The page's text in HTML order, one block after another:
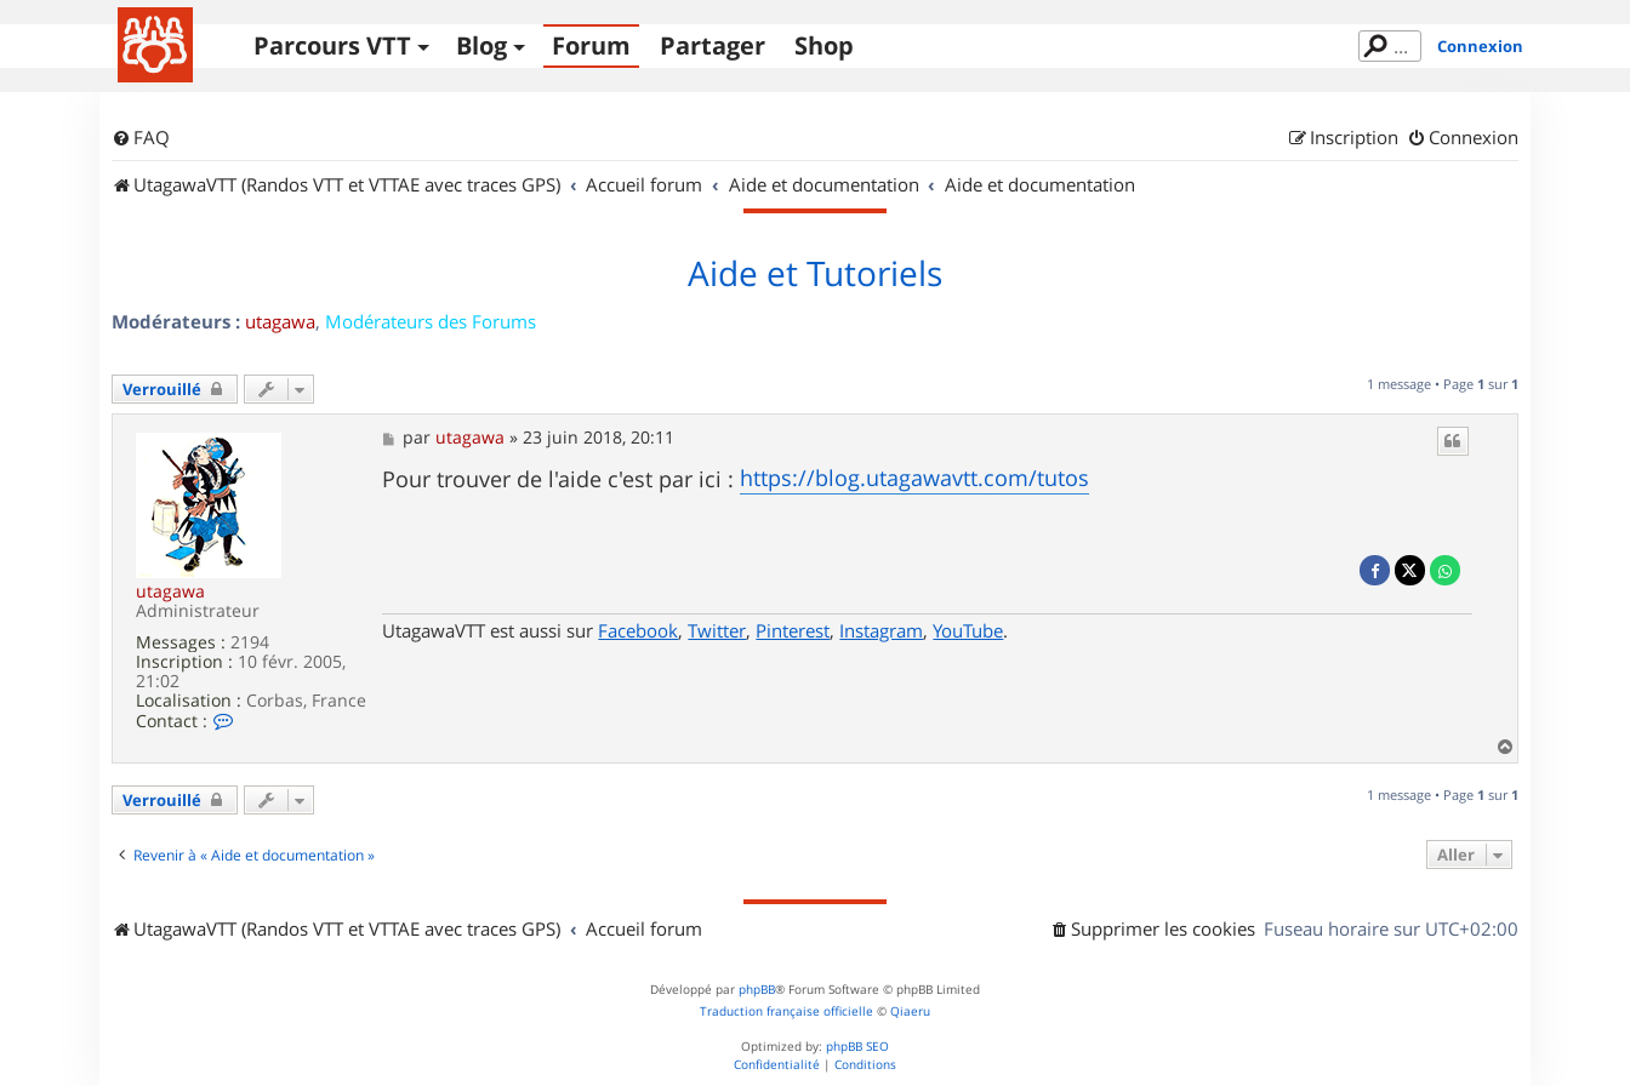
Parcours VTT Blog Forum Partager Shop Connexion
FAQ Connexion
Inscription
UtagawaVTT (Randos VTT et VTTAE avec traces GPS)
Accueil forum Aide et documentation Aide et documentation
Aide et Tutoriels
Modérateurs : utagawa, Modérateurs des Forums
Verrouillé 1 message • Page 1 sur 1
utagawa
Administrateur
Messages : 2194
Inscription : 10 févr. 2005,
21:02
Localisation : Corbas, France
Contact :
c
e
a
M
e
s
s
par utagawa »23 juin 2018, 20:11
Pour trouver de l'aide c'est par ici : https://blog.utagawavtt.com/tutos
UtagawaVTT est aussi sur Facebook,Twitter, Pinterest, Instagram,YouTube.
a
t
Verrouillé 1 message • Page 1 sur 1
Revenir à « Aide et documentation » Aller
UtagawaVTT (Randos VTT et VTTAE avec traces GPS) Accueil forum Fuseau horaire sur UTC+02:00
Supprimer les cookies
Développé par phpBB® Forum Software © phpBB Limited
Traduction française officielle © Qiaeru
Optimized by: phpBB SEO
Confidentialité | Conditions